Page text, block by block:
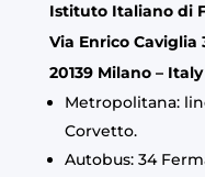
Istituto Italiano di
Via Enrico Caviglia
20139 Milano – Italy
Metropolitana:
Corvetto.
Autobus: 34